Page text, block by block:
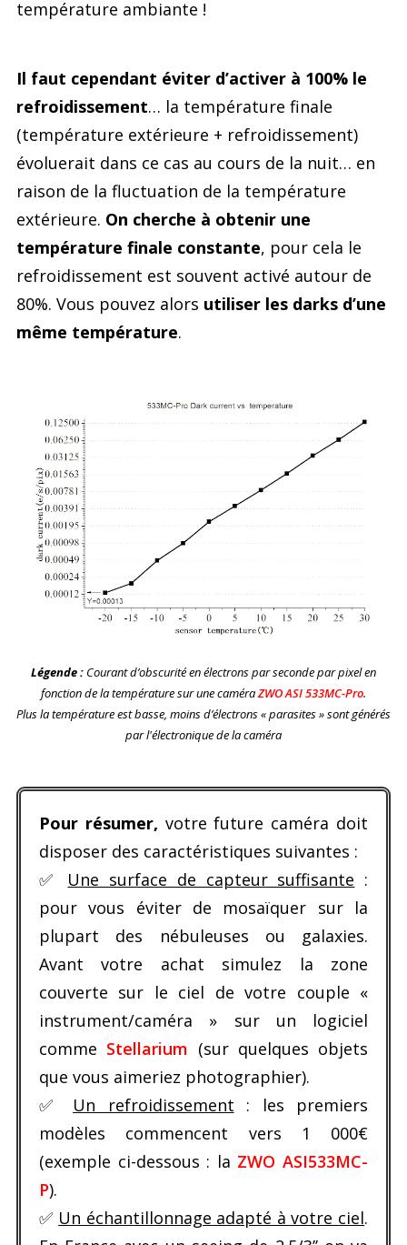
température ambiante !
Il faut cependant éviter d’activer à 100% le
refroidissement… la température finale
(température extérieure + refroidissement)
évoluerait dans ce cas au cours de la nuit… en
raison de la fluctuation de la température
extérieure. On cherche à obtenir une
température finale constante, pour cela le
refroidissement est souvent activé autour de
80%. Vous pouvez alors utiliser les darks d’une
même température.
Légende : Courant d’obscurité en électrons par seconde par pixel en
fonction de la température sur une caméraZWO ASI 533MC-Pro.
Plus la température est basse, moins d’électrons « parasites » sont générés
par l'électronique de la caméra
Pour résumer, votre future caméra doit
disposer des caractéristiques suivantes :
✅ Une surface de capteur suffisante :
pour vous éviter de mosaïquer sur la
plupart des nébuleuses ou galaxies.
Avant votre achat simulez la zone
couverte sur le ciel de votre couple «
instrument/caméra » sur un logiciel
comme Stellarium (sur quelques objets
que vous aimeriez photographier).
✅ Un refroidissement : les premiers
modèles commencent vers 1 000€
(exemple ci-dessous : la ZWO ASI533MC-
P).
✅ Un échantillonnage adapté à votre ciel.